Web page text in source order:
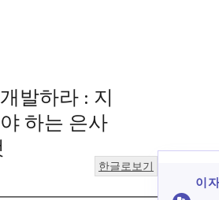
발하라 : 지
하는 은사
한글로보기
이